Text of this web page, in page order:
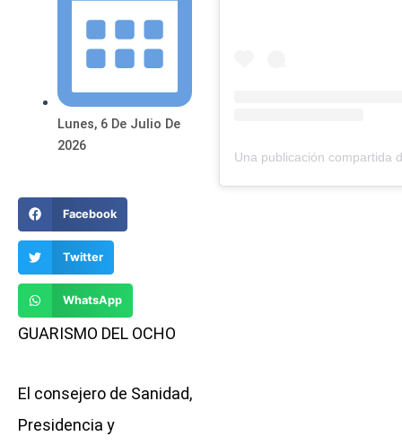
Lunes, 6 De Julio De
2026
Facebook
Twitter
WhatsApp
GUARISMO DEL OCHO
El consejero de Sanidad,
Presidencia y